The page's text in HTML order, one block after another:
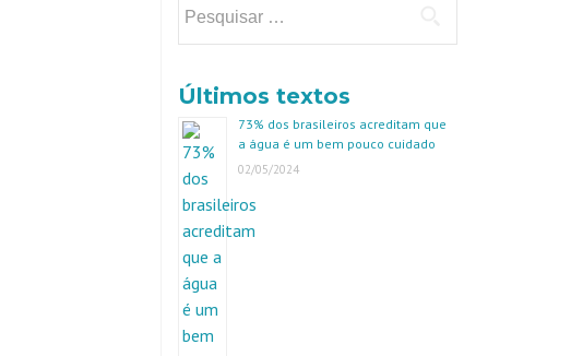
por:
Últimos textos
73% dos brasileiros acreditam que
a água é um bem pouco cuidado
02/05/2024